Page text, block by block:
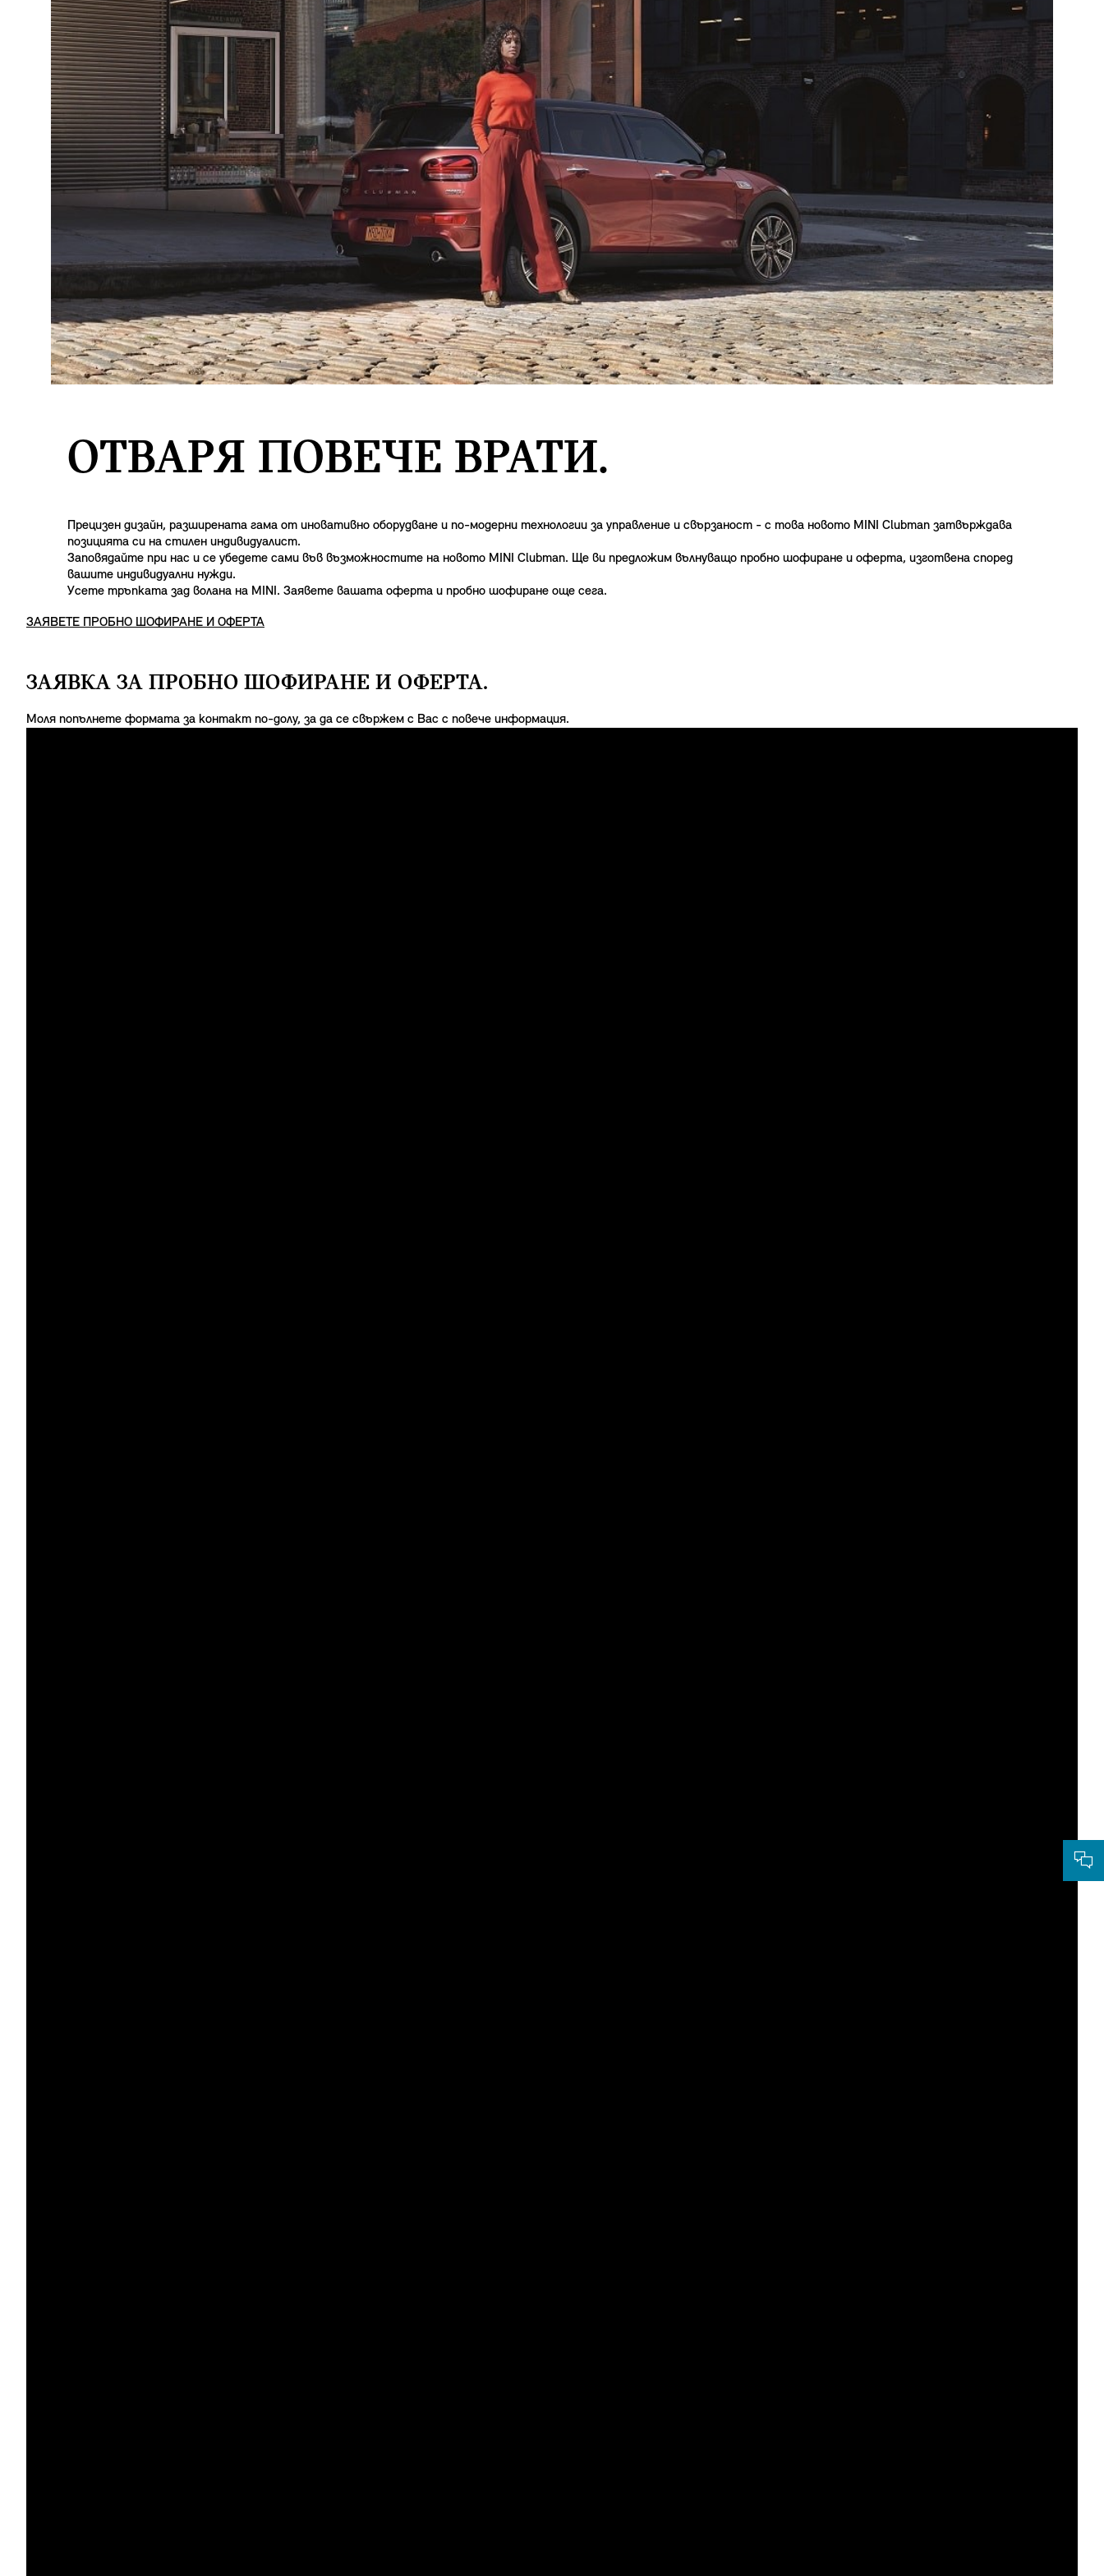
ОТВАРЯ ПОВЕЧЕ ВРАТИ.
Прецизен дизайн, разширената гама от иновативно оборудване и по-модерни технологии за управление и свързаност - с това новото MINI Clubman затвърждава
позицията си на стилен индивидуалист.
Заповядайте при нас и се убедете сами във възможностите на новото MINI Clubman. Ще ви предложим вълнуващо пробно шофиране и оферта, изготвена според
вашите индивидуални нужди.
Усете тръпката зад волана на MINI. Заявете вашата оферта и пробно шофиране още сега.
ЗАЯВЕТЕ ПРОБНО ШОФИРАНЕ И ОФЕРТА
ЗАЯВКА ЗА ПРОБНО ШОФИРАНЕ И ОФЕРТА.
Моля попълнете формата за контакт по-долу, за да се свържем с Вас с повече информация.